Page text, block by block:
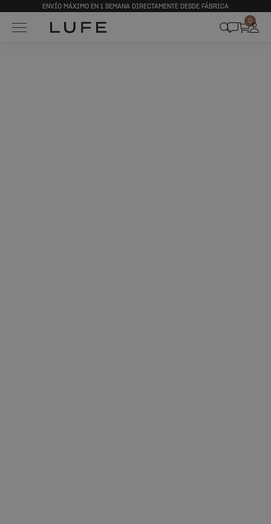
ENVÍO MÁXIMO EN 1 SEMANA DIRECTAMENTE DESDE FÁBRICA
0